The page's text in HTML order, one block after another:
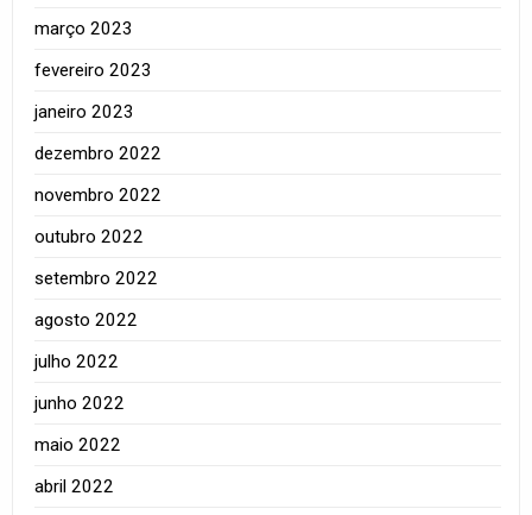
março 2023
fevereiro 2023
janeiro 2023
dezembro 2022
novembro 2022
outubro 2022
setembro 2022
agosto 2022
julho 2022
junho 2022
maio 2022
abril 2022